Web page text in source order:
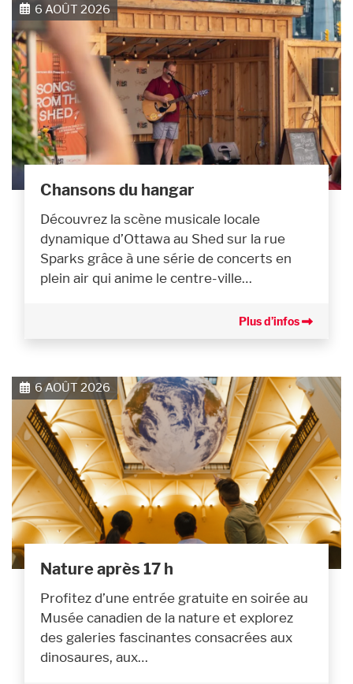
6 AOÛT 2026
Chansons du hangar
Découvrez la scène musicale locale
dynamique d’Ottawa au Shed sur la rue
Sparks grâce à une série de concerts en
plein air qui anime le centre-ville…
Plus d’infos
6 AOÛT 2026
Nature après 17 h
Profitez d’une entrée gratuite en soirée au
Musée canadien de la nature et explorez
des galeries fascinantes consacrées aux
dinosaures, aux…